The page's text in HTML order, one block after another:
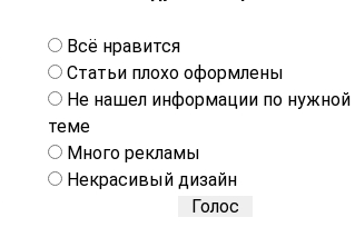
Всё нравится
Статьи плохо оформлены
Не нашел информации по нужной
теме
Много рекламы
Некрасивый дизайн